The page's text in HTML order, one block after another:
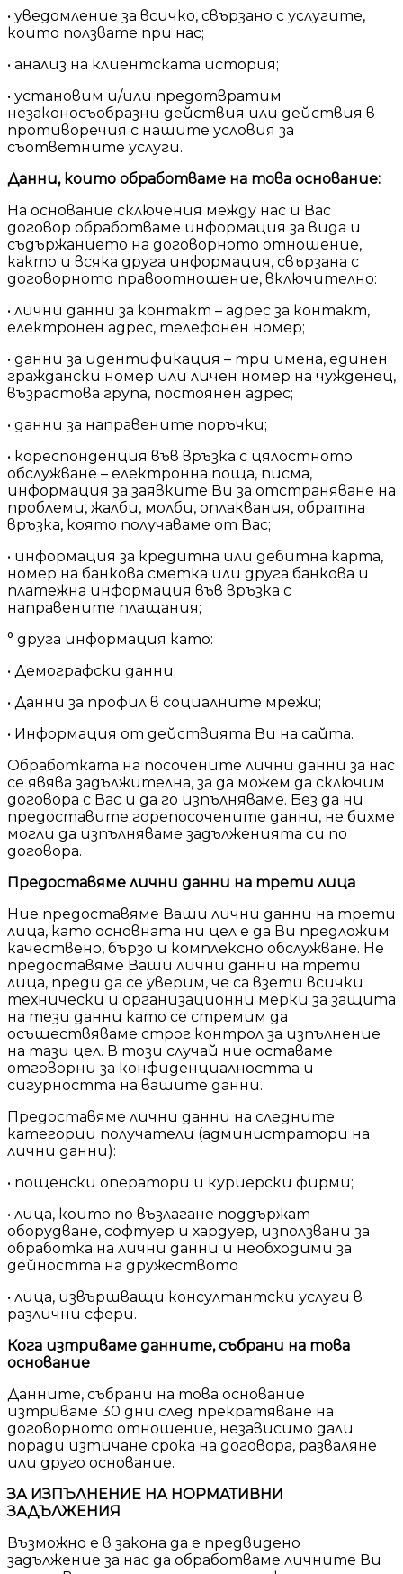
• уведомление за всичко, свързано с услугите,
които ползвате при нас;
• анализ на клиентската история;
• установим и/или предотвратим
незаконосъобразни действия или действия в
противоречия с нашите условия за
съответните услуги.
Данни, които обработваме на това основание:
На основание сключения между нас и Вас
договор обработваме информация за вида и
съдържанието на договорното отношение,
както и всяка друга информация, свързана с
договорното правоотношение, включително:
• лични данни за контакт – адрес за контакт,
електронен адрес, телефонен номер;
• данни за идентификация – три имена, единен
граждански номер или личен номер на чужденец,
възрастова група, постоянен адрес;
• данни за направените поръчки;
• кореспонденция във връзка с цялостното
обслужване – електронна поща, писма,
информация за заявките Ви за отстраняване на
проблеми, жалби, молби, оплаквания, обратна
връзка, която получаваме от Вас;
• информация за кредитна или дебитна карта,
номер на банкова сметка или друга банкова и
платежна информация във връзка с
направените плащания;
° друга информация като:
• Демографски данни;
• Данни за профил в социалните мрежи;
• Информация от действията Ви на сайта.
Обработката на посочените лични данни за нас
се явява задължителна, за да можем да сключим
договора с Вас и да го изпълняваме. Без да ни
предоставите горепосочените данни, не бихме
могли да изпълняваме задълженията си по
договора.
Предоставяме лични данни на трети лица
Ние предоставяме Ваши лични данни на трети
лица, като основната ни цел е да Ви предложим
качествено, бързо и комплексно обслужване. Не
предоставяме Ваши лични данни на трети
лица, преди да се уверим, че са взети всички
технически и организационни мерки за защита
на тези данни като се стремим да
осъществяваме строг контрол за изпълнение
на тази цел. В този случай ние оставаме
отговорни за конфиденциалността и
сигурността на вашите данни.
Предоставяме лични данни на следните
категории получатели (администратори на
лични данни):
• пощенски оператори и куриерски фирми;
• лица, които по възлагане поддържат
оборудване, софтуер и хардуер, използвани за
обработка на лични данни и необходими за
дейността на дружеството
• лица, извършващи консултантски услуги в
различни сфери.
Кога изтриваме данните, събрани на това
основание
Данните, събрани на това основание
изтриваме 30 дни след прекратяване на
договорното отношение, независимо дали
поради изтичане срока на договора, разваляне
или друго основание.
ЗА ИЗПЪЛНЕНИЕ НА НОРМАТИВНИ
ЗАДЪЛЖЕНИЯ
Възможно е в закона да е предвидено
задължение за нас да обработваме личните Ви